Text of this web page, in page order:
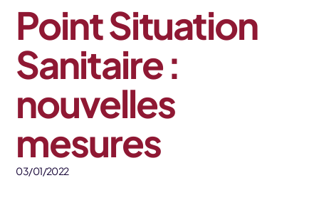
Point Situation
Sanitaire :
nouvelles
mesures
03/01/2022